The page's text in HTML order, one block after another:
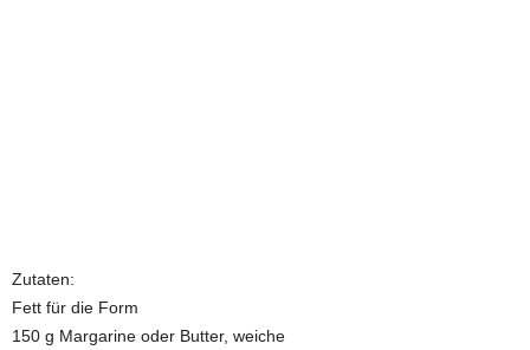
Zutaten:
Fett für die Form
150 g Margarine oder Butter, weiche